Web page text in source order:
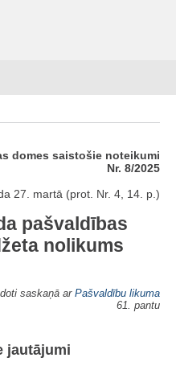
domes saistošie noteikumi
Nr. 8/2025
27. martā (prot. Nr. 4, 14. p.)
pašvaldības
nolikums
saskaņā ar Pašvaldību likuma
61. pantu
jautājumi